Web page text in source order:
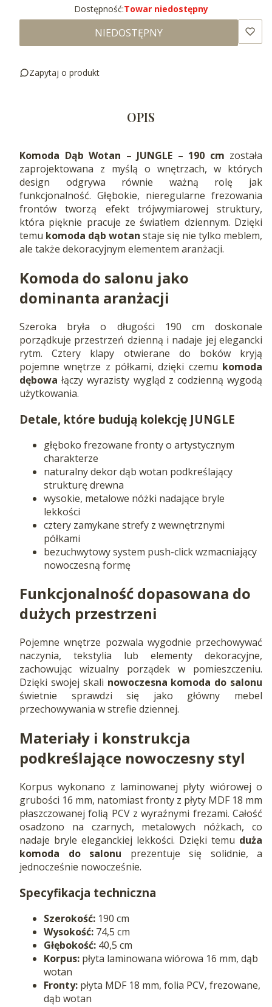
Dostępność:Towar niedostępny
NIEDOSTĘPNY
Zapytaj o produkt
OPIS
Komoda Dąb Wotan – JUNGLE – 190 cm została
zaprojektowana z myślą o wnętrzach, w których
design odgrywa równie ważną rolę jak
funkcjonalność. Głębokie, nieregularne frezowania
frontów tworzą efekt trójwymiarowej struktury,
która pięknie pracuje ze światłem dziennym. Dzięki
temu komoda dąb wotan staje się nie tylko meblem,
ale także dekoracyjnym elementem aranżacji.
Komoda do salonu jako
dominanta aranżacji
Szeroka bryła o długości 190 cm doskonale
porządkuje przestrzeń dzienną i nadaje jej elegancki
rytm. Cztery klapy otwierane do boków kryją
pojemne wnętrze z półkami, dzięki czemu komoda
dębowa łączy wyrazisty wygląd z codzienną wygodą
użytkowania.
Detale, które budują kolekcję JUNGLE
głęboko frezowane fronty o artystycznym
charakterze
naturalny dekor dąb wotan podkreślający
strukturę drewna
wysokie, metalowe nóżki nadające bryle
lekkości
cztery zamykane strefy z wewnętrznymi
półkami
bezuchwytowy system push-click wzmacniający
nowoczesną formę
Funkcjonalność dopasowana do
dużych przestrzeni
Pojemne wnętrze pozwala wygodnie przechowywać
naczynia, tekstylia lub elementy dekoracyjne,
zachowując wizualny porządek w pomieszczeniu.
Dzięki swojej skali nowoczesna komoda do salonu
świetnie sprawdzi się jako główny mebel
przechowywania w strefie dziennej.
Materiały i konstrukcja
podkreślające nowoczesny styl
Korpus wykonano z laminowanej płyty wiórowej o
grubości 16 mm, natomiast fronty z płyty MDF 18 mm
płaszczowanej folią PCV z wyraźnymi frezami. Całość
osadzono na czarnych, metalowych nóżkach, co
nadaje bryle eleganckiej lekkości. Dzięki temu duża
komoda do salonu prezentuje się solidnie, a
jednocześnie nowocześnie.
Specyfikacja techniczna
Szerokość: 190 cm
Wysokość: 74,5 cm
Głębokość: 40,5 cm
Korpus: płyta laminowana wiórowa 16 mm, dąb
wotan
Fronty: płyta MDF 18 mm, folia PCV, frezowane,
dąb wotan